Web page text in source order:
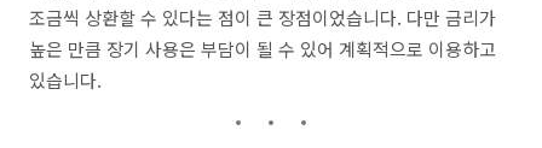
조금씩 상환할 수 있다는 점이 큰 장점이었습니다. 다만 금리가
높은 만큼 장기 사용은 부담이 될 수 있어 계획적으로 이용하고
있습니다.